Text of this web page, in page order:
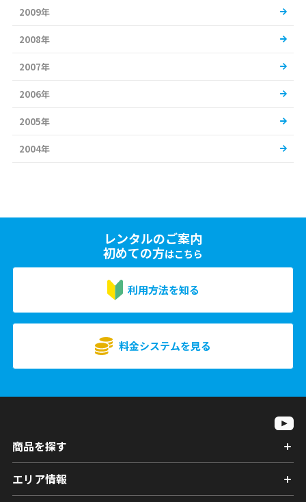
2009年
2008年
2007年
2006年
2005年
2004年
レンタルのご案内
初めての方はこちら
利用方法を知る
料金システムを見る
商品を探す
エリア情報